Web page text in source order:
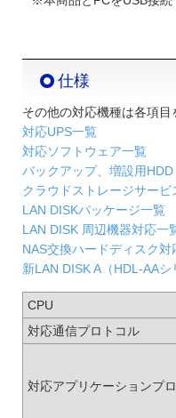
仕様
その他の対応機種は各項目
対応UPS一覧
対応ソフトウェア一覧
バックアップ、増設用HDD
クラウドストレージサービ
LAN DISKパッケージ一覧
LAN DISK 周辺機器対応一
NAS交換ハードディスク対
新LAN DISK A（HDL-AA
CPU
対応通信プロトコル
対応アプリケーションプ